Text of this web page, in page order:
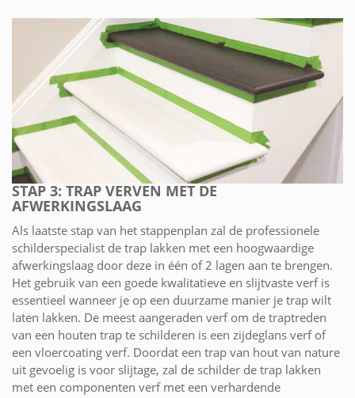
STAP 3: TRAP VERVEN MET DE
AFWERKINGSLAAG
Als laatste stap van het stappenplan zal de professionele
schilderspecialist de trap lakken met een hoogwaardige
afwerkingslaag door deze in één of 2 lagen aan te brengen.
Het gebruik van een goede kwalitatieve en slijtvaste verf is
essentieel wanneer je op een duurzame manier je trap wilt
laten lakken. De meest aangeraden verf om de traptreden
van een houten trap te schilderen is een zijdeglans verf of
een vloercoating verf. Doordat een trap van hout van nature
uit gevoelig is voor slijtage, zal de schilder de trap lakken
met een componenten verf met een verhardende